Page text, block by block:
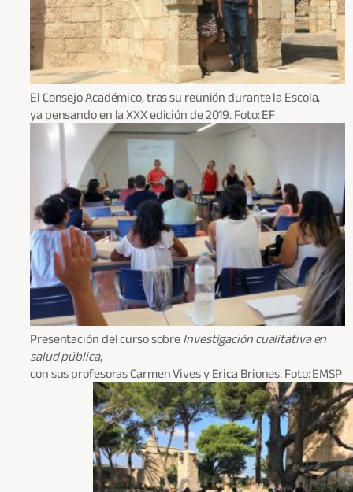
El Consejo Académico, tras su reunión durante la Escola,
ya pensando en la XXX edición de 2019. Foto: EF
Presentación del curso sobre Investigación cualitativa en
salud pública,
con sus profesoras Carmen Vives y Erica Briones. Foto: EMSP